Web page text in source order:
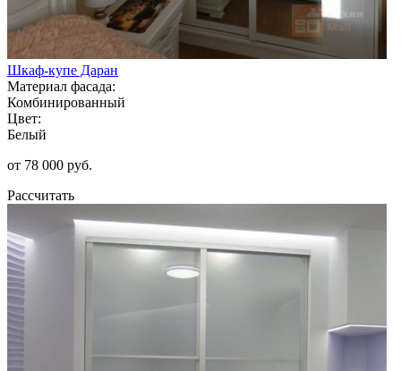
Шкаф-купе Даран
Материал фасада:
Комбинированный
Цвет:
Белый
от 78 000 руб.
Рассчитать